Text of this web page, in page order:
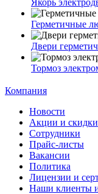
Якорь
Герметичные
Двери
Тормоз
Компания
Новости
Акции и скидки
Сотрудники
Прайс-листы
Вакансии
Политика
Лицензии и
Наши клиенты